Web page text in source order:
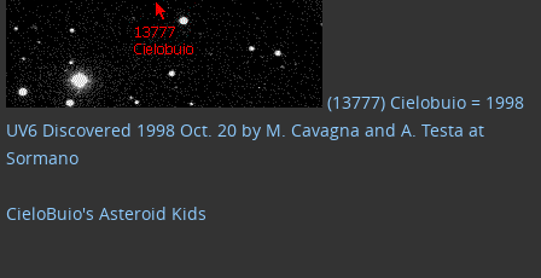
(13777) Cielobuio = 1998
UV6 Discovered 1998 Oct. 20 by M. Cavagna and A. Testa at
Sormano
CieloBuio's Asteroid Kids